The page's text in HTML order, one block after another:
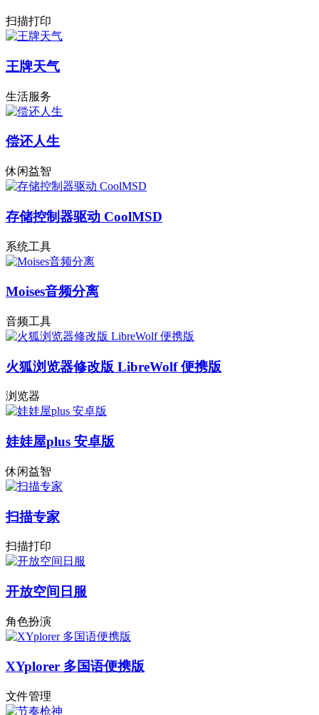
扫描打印
王牌天气
生活服务
偿还人生
休闲益智
存储控制器驱动 CoolMSD
系统工具
Moises音频分离
音频工具
火狐浏览器修改版 LibreWolf 便携版
浏览器
娃娃屋plus 安卓版
休闲益智
扫描专家
扫描打印
开放空间日服
角色扮演
XYplorer 多国语便携版
文件管理